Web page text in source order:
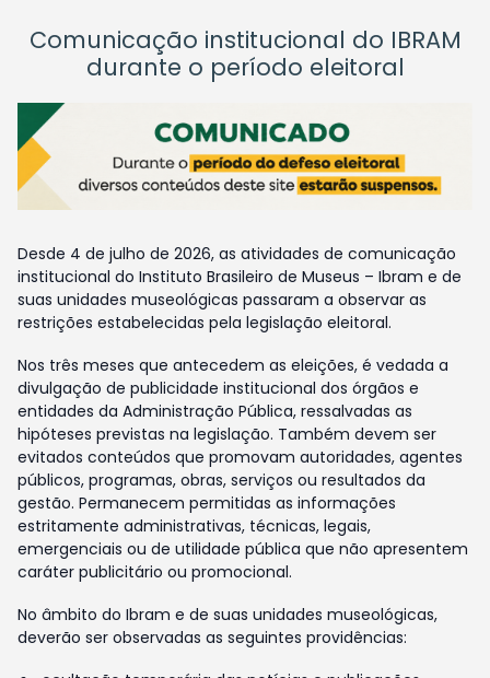
Comunicação institucional do IBRAM
durante o período eleitoral
Desde 4 de julho de 2026, as atividades de comunicação
institucional do Instituto Brasileiro de Museus – Ibram e de
suas unidades museológicas passaram a observar as
restrições estabelecidas pela legislação eleitoral.
Nos três meses que antecedem as eleições, é vedada a
divulgação de publicidade institucional dos órgãos e
entidades da Administração Pública, ressalvadas as
hipóteses previstas na legislação. Também devem ser
evitados conteúdos que promovam autoridades, agentes
públicos, programas, obras, serviços ou resultados da
gestão. Permanecem permitidas as informações
estritamente administrativas, técnicas, legais,
emergenciais ou de utilidade pública que não apresentem
caráter publicitário ou promocional.
No âmbito do Ibram e de suas unidades museológicas,
deverão ser observadas as seguintes providências: